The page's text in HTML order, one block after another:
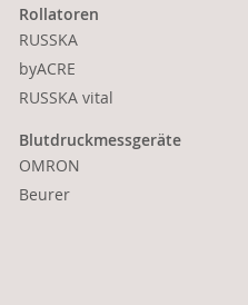
Rollatoren
RUSSKA
byACRE
RUSSKA vital
Blutdruckmessgeräte
OMRON
Beurer